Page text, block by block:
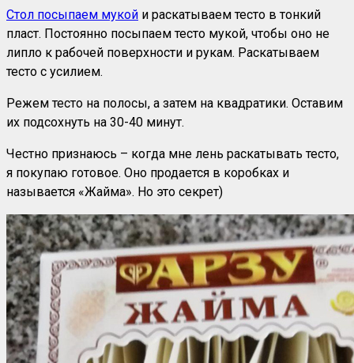
Стол посыпаем мукой и раскатываем тесто в тонкий
пласт. Постоянно посыпаем тесто мукой, чтобы оно не
липло к рабочей поверхности и рукам. Раскатываем
тесто с усилием.
Режем тесто на полосы, а затем на квадратики. Оставим
их подсохнуть на 30-40 минут.
Честно признаюсь – когда мне лень раскатывать тесто,
я покупаю готовое. Оно продается в коробках и
называется «Жайма». Но это секрет)